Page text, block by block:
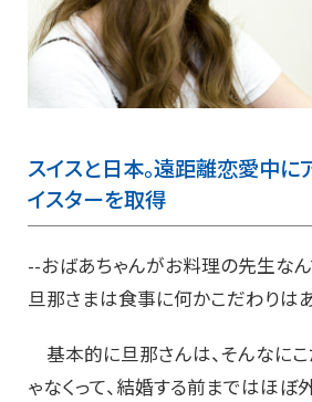
スイスと日本。遠距離恋愛中に
イスターを取得
--おばあちゃんがお料理の先生なん
旦那さまは食事に何かこだわりは
基本的に旦那さんは、そんなに
ゃなくって、結婚する前まではほ